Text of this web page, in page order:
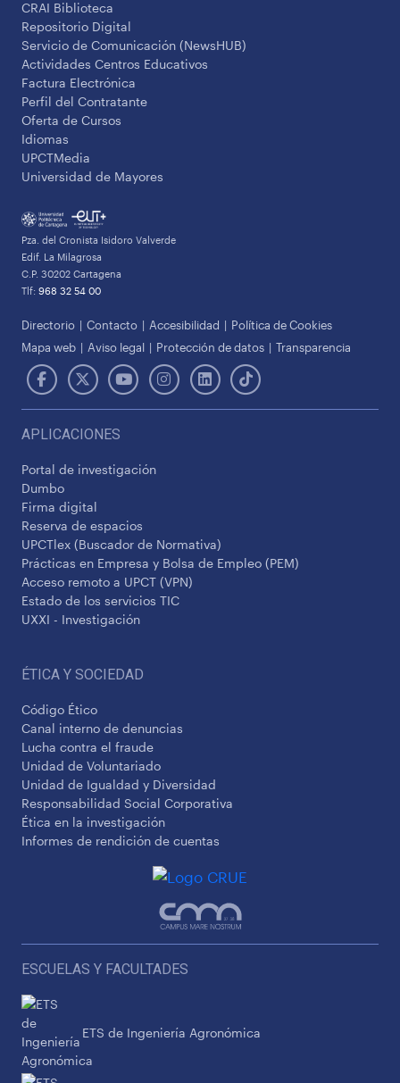
CRAI Biblioteca
Repositorio Digital
Servicio de Comunicación (NewsHUB)
Actividades Centros Educativos
Factura Electrónica
Perfil del Contratante
Oferta de Cursos
Idiomas
UPCTMedia
Universidad de Mayores
Pza. del Cronista Isidoro Valverde
Edif. La Milagrosa
C.P. 30202 Cartagena
Tlf: 968 32 54 00
Directorio Contacto Accesibilidad
Política de Cookies
Mapa web
Aviso legal Protección de datos Transparencia
APLICACIONES
Portal de investigación
Dumbo
Firma digital
Reserva de espacios
UPCTlex (Buscador de Normativa)
Prácticas en Empresa y Bolsa de Empleo (PEM)
Acceso remoto a UPCT (VPN)
Estado de los servicios TIC
UXXI - Investigación
ÉTICA Y SOCIEDAD
Código Ético
Canal interno de denuncias
Lucha contra el fraude
Unidad de Voluntariado
Unidad de Igualdad y Diversidad
Responsabilidad Social Corporativa
Ética en la investigación
Informes de rendición de cuentas
ESCUELAS Y FACULTADES
ETS de Ingeniería Agronómica